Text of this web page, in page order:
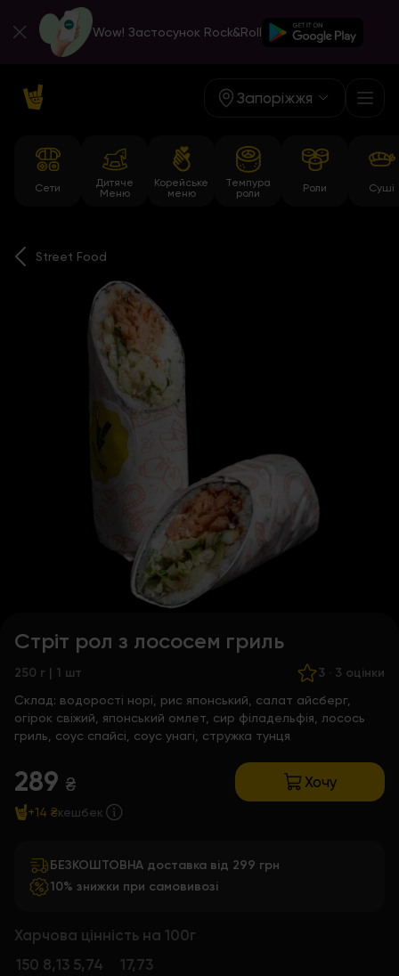
Wow! Застосунок Rock&Roll
Запоріжжя
Сети
Дитяче
Меню
Корейське
меню
Темпура
роли
Роли Суші
Street Food
Стріт рол з лососем гриль
250 г | 1 шт 3 · 3 оцінки
Склад: водорості норі, рис японський, салат айсберг,
огірок свіжий, японський омлет, сир філадельфія, лосось
гриль, соус спайсі, соус унагі, стружка тунця
289 ₴ Хочу
+14 ₴кешбек
БЕЗКОШТОВНА доставка від 299 грн
10% знижки при самовивозі
Харчова цінність на 100г
150 8,13 5,74 17,73